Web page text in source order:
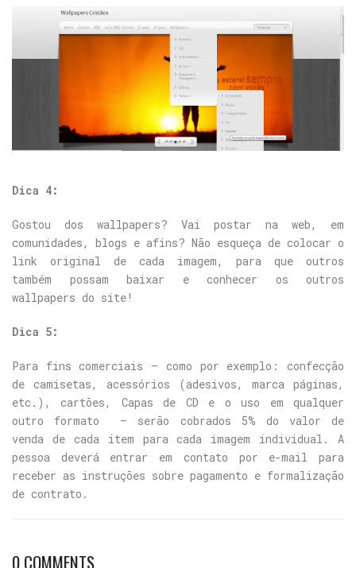
Dica 4:
Gostou dos wallpapers? Vai postar na web, em
comunidades, blogs e afins? Não esqueça de colocar o
link original de cada imagem, para que outros
também possam baixar e conhecer os outros
wallpapers do site!
Dica 5:
Para fins comerciais – como por exemplo: confecção
de camisetas, acessórios (adesivos, marca páginas,
etc.), cartões, Capas de CD e o uso em qualquer
outro formato – serão cobrados 5% do valor de
venda de cada item para cada imagem individual. A
pessoa deverá entrar em contato por e-mail para
receber as instruções sobre pagamento e formalização
de contrato.
0 COMMENTS